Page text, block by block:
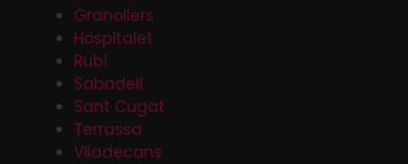
Granollers
Hospitalet
Rubí
Sabadell
Sant Cugat
Terrassa
Viladecans